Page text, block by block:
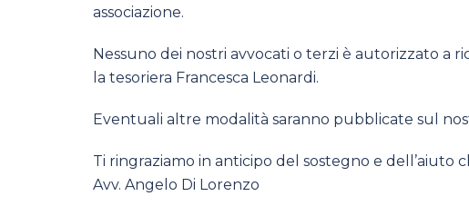
associazione.
Nessuno dei nostri avvocati o terzi è autorizzato a
la tesoriera Francesca Leonardi.
Eventuali altre modalità saranno pubblicate sul
Ti ringraziamo in anticipo del sostegno e dell’aiuto
Avv. Angelo Di Lorenzo